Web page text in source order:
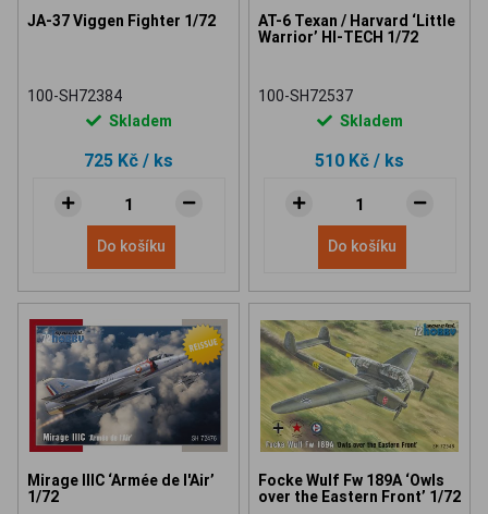
JA-37 Viggen Fighter 1/72
100-SH72384
Skladem
725 Kč / ks
Do košíku
AT-6 Texan / Harvard ‘Little
Warrior’ HI-TECH 1/72
100-SH72537
Skladem
510 Kč / ks
Do košíku
Mirage IIIC ‘Armée de l'Air’
1/72
Focke Wulf Fw 189A ‘Owls
over the Eastern Front’ 1/72